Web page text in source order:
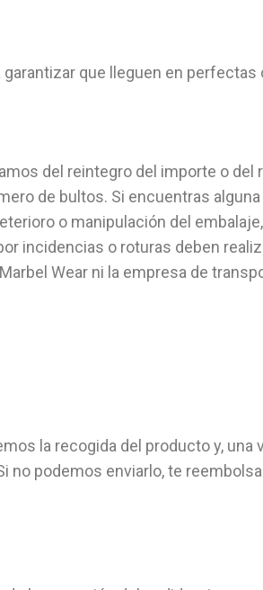
que lleguen en perfectas
del reintegro del importe o del
de bultos. Si encuentras alguna
o manipulación del
incidencias o roturas deben
Wear ni la empresa de
la recogida del producto y, una
podemos enviarlo, te